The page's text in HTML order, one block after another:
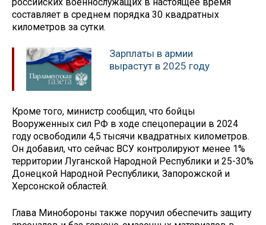
составляет в среднем порядка 30 квадратных
километров за сутки.
Зарплаты в армии
вырастут в 2025 году
Кроме того, министр сообщил, что бойцы
Вооруженных сил РФ в ходе спецоперации в 2024
году освободили 4,5 тысячи квадратных километров.
Он добавил, что сейчас ВСУ контролируют менее 1%
территории Луганской Народной Республики и 25-30%
Донецкой Народной Республики, Запорожской и
Херсонской областей.
Глава Минобороны также поручил обеспечить защиту